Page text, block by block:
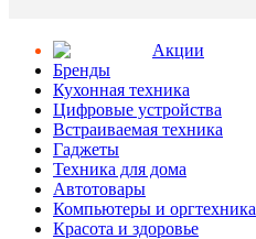
Aкции
Бренды
Кухонная техника
Цифровые устройства
Встраиваемая техника
Гаджеты
Техника для дома
Автотовары
Компьютеры и оргтехника
Красота и здоровье